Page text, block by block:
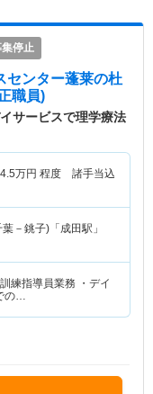
停止
センター蓬莱の杜
職員)
サービスで理学療法
万円 程度 諸手当込
－銚子)「成田駅」
導員業務 ・デイ
の…